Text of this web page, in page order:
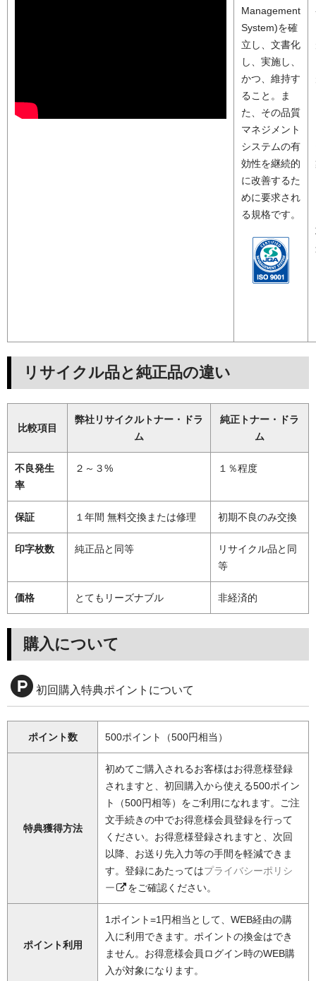
Management
System)を確
立し、文書化
し、実施し、
かつ、維持す
ること。ま
た、その品質
マネジメント
システムの有
効性を継続的
に改善するた
めに要求され
る規格です。
リサイクル品と純正品の違い
比較項目
弊社リサイクルトナー・ドラ
ム
純正トナー・ドラ
ム
不良発生
率
２～３% １％程度
保証 １年間 無料交換または修理 初期不良のみ交換
印字枚数 純正品と同等
リサイクル品と同
等
価格 とてもリーズナブル 非経済的
購入について
初回購入特典ポイントについて
ポイント数 500ポイント（500円相当）
特典獲得方法
初めてご購入されるお客様はお得意様登録
されますと、初回購入から使える500ポイン
ト（500円相等）をご利用になれます。ご注
文手続きの中でお得意様会員登録を行って
ください。お得意様登録されますと、次回
以降、お送り先入力等の手間を軽減できま
す。登録にあたってはプライバシーポリシ
ー
をご確認ください。
ポイント利用
1ポイント=1円相当として、WEB経由の購
入に利用できます。ポイントの換金はでき
ません。お得意様会員ログイン時のWEB購
入が対象になります。